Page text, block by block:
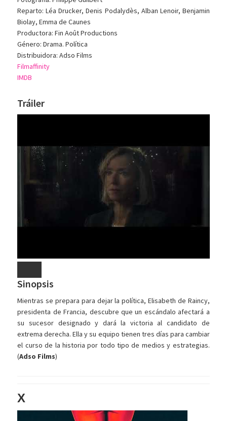
Reparto: Léa Drucker, Denis Podalydès, Alban Lenoir, Benjamin
Biolay, Emma de Caunes
Productora: Fin Août Productions
Género: Drama. Política
Distribuidora: Adso Films
Filmaffinity
IMDB
Tráiler
Sinopsis
Mientras se prepara para dejar la política, Elisabeth de Raincy,
presidenta de Francia, descubre que un escándalo afectará a
su sucesor designado y dará la victoria al candidato de
extrema derecha. Ella y su equipo tienen tres días para cambiar
el curso de la historia por todo tipo de medios y estrategias.
(Adso Films)
X